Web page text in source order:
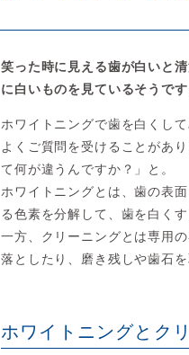
笑った時に見える歯が白いと
に白いものを見ているそうです
ホワイトニングで歯を白くして
よくご質問を受けることがあ
て何が違うんですか？」と。
ホワイトニングとは、歯の表
る色素を分解して、歯を白く
一方、クリーニングとは専用
落としたり、磨き残しや歯石
ホワイトニングとク